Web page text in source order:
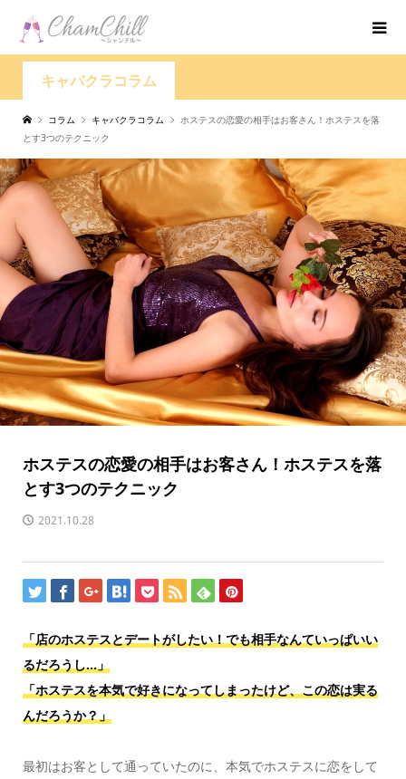
キャバクラコラム
コラム キャバクラコラム
ホステスの恋愛の相手はお客さん！ホステスを落
とす3つのテクニック
ホステスの恋愛の相手はお客さん！ホステスを落
とす3つのテクニック
2021.10.28
「店のホステスとデートがしたい！でも相手なんていっぱいい
るだろうし…」
「ホステスを本気で好きになってしまったけど、この恋は実る
んだろうか？」
最初はお客として通っていたのに、本気でホステスに恋をして